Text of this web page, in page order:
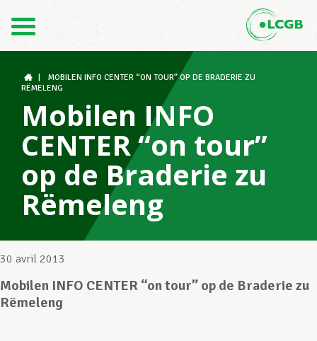
DE
Le LCGB
Structures syndicales
Assistance au Travail
MOBILEN INFO CENTER “ON TOUR” OP DE BRADERIE ZU
RËMELENG
Mobilen INFO
CENTER “on tour”
op de Braderie zu
Rëmeleng
30 avril 2013
Mobilen INFO CENTER “on tour” op de Braderie zu
Rëmeleng